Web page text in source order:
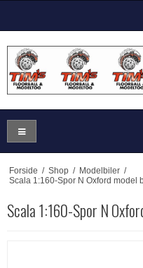
Forside / Shop / Modelbiler /
Scala 1:160-Spor N Oxford model
Scala 1:160-Spor N